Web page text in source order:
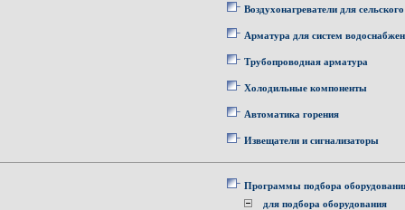
Воздухонагреватели для
Арматура для систем
Трубопроводная арматура
Холодильные компоненты
Автоматика горения
Извещатели и сигнализаторы
Программы подбора
для подбора оборудования